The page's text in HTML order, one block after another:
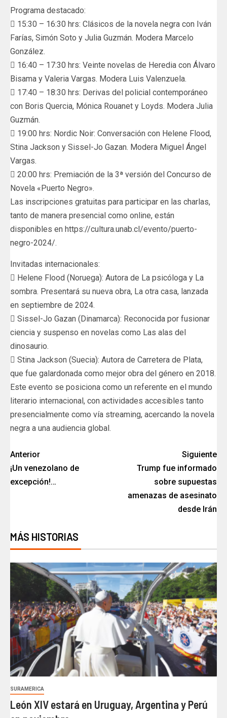
Programa destacado:
 15:30 – 16:30 hrs: Clásicos de la novela negra con Iván
Farías, Simón Soto y Julia Guzmán. Modera Marcelo
González.
 16:40 – 17:30 hrs: Veinte novelas de Heredia con Álvaro
Bisama y Valeria Vargas. Modera Luis Valenzuela.
 17:40 – 18:30 hrs: Derivas del policial contemporáneo
con Boris Quercia, Mónica Rouanet y Loyds. Modera Julia
Guzmán.
 19:00 hrs: Nordic Noir: Conversación con Helene Flood,
Stina Jackson y Sissel-Jo Gazan. Modera Miguel Ángel
Vargas.
 20:00 hrs: Premiación de la 3ª versión del Concurso de
Novela «Puerto Negro».
Las inscripciones gratuitas para participar en las charlas,
tanto de manera presencial como online, están
disponibles en https://cultura.unab.cl/evento/puerto-
negro-2024/.
Invitadas internacionales:
 Helene Flood (Noruega): Autora de La psicóloga y La
sombra. Presentará su nueva obra, La otra casa, lanzada
en septiembre de 2024.
 Sissel-Jo Gazan (Dinamarca): Reconocida por fusionar
ciencia y suspenso en novelas como Las alas del
dinosaurio.
 Stina Jackson (Suecia): Autora de Carretera de Plata,
que fue galardonada como mejor obra del género en 2018.
Este evento se posiciona como un referente en el mundo
literario internacional, con actividades accesibles tanto
presencialmente como vía streaming, acercando la novela
negra a una audiencia global.
Anterior
¡Un venezolano de
excepción!…
Siguiente
Trump fue informado
sobre supuestas
amenazas de asesinato
desde Irán
MÁS HISTORIAS
SURAMERICA
León XIV estará en Uruguay, Argentina y Perú